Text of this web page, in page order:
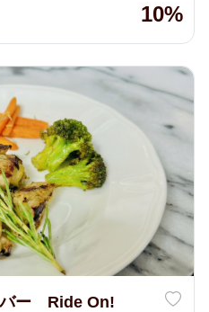
10%
バー Ride On!